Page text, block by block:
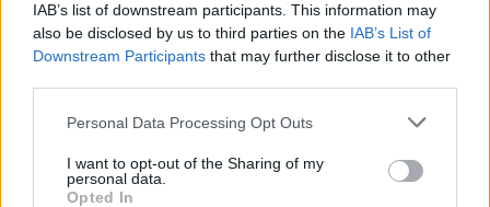
IAB’s list of downstream participants. This information may
also be disclosed by us to third parties on the IAB’s List of
Downstream Participants that may further disclose it to other
Personal Data Processing Opt Outs
I want to opt-out of the Sharing of my
personal data.
Opted In
Hozzászólások